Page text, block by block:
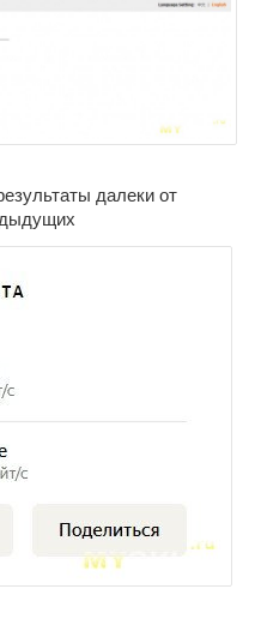
далеки от